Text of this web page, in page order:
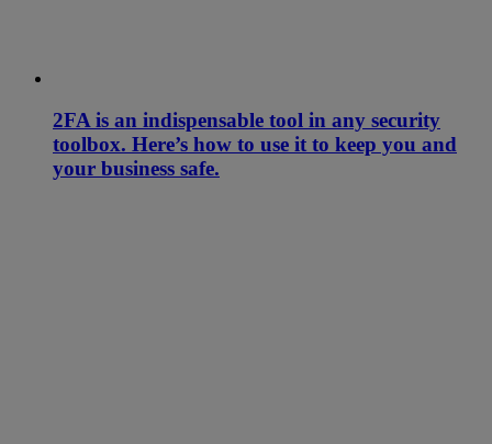
2FA is an indispensable tool in any security
toolbox. Here’s how to use it to keep you and
your business safe.